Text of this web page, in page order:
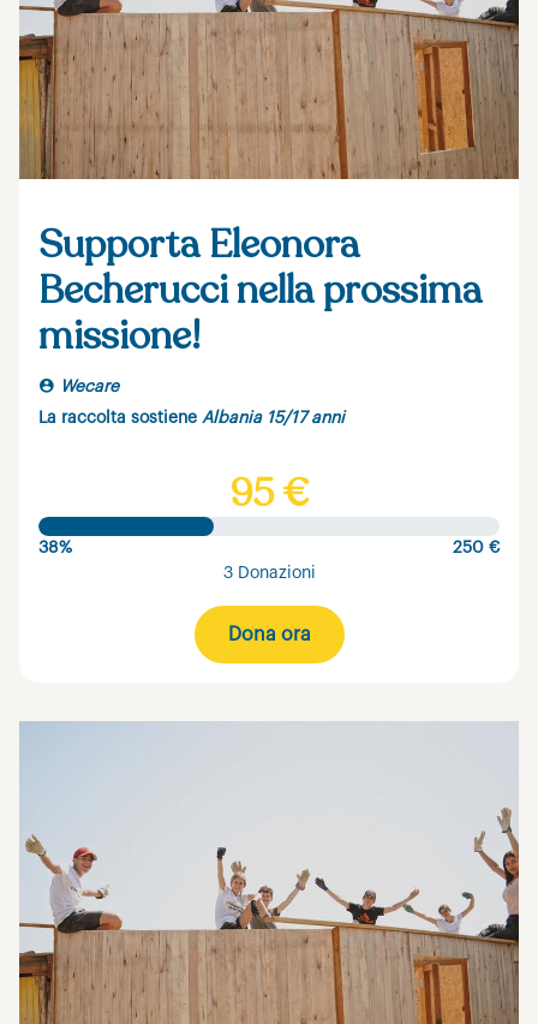
Supporta Eleonora
Becherucci nella prossima
missione!
Wecare
La raccolta sostiene Albania 15/17 anni
95 €
38%
250 €
3 Donazioni
Dona ora